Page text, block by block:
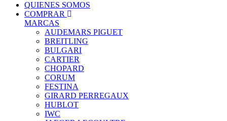
QUIENES SOMOS
COMPRAR
MARCAS
AUDEMARS PIGUET
BREITLING
BULGARI
CARTIER
CHOPARD
CORUM
FESTINA
GIRARD PERREGAUX
HUBLOT
IWC